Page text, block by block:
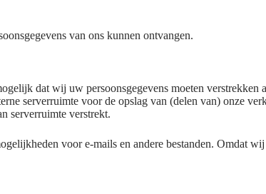
van ons kunnen ontvangen.
dat wij uw persoonsgegevens moeten
serverruimte voor de opslag van (delen van) onze
serverruimte verstrekt.
voor e-mails en andere bestanden. Omdat